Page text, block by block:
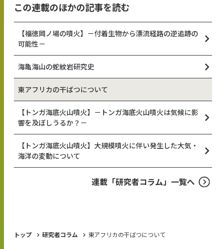
この連載のほかの記事を読む
【福徳岡ノ場の噴火】－付着生物から漂流経路の逆追跡の
可能性－
海亀海山の蛇紋岩研究史
東アフリカの干ばつについて
【トンガ海底火山噴火】－トンガ海底火山噴火は気候に影
響を及ぼしうるか？－
【トンガ海底火山噴火】大規模噴火に伴い発生した大気・
海洋の変動について
連載「研究者コラム」一覧へ
トップ 研究者コラム 東アフリカの干ばつについて